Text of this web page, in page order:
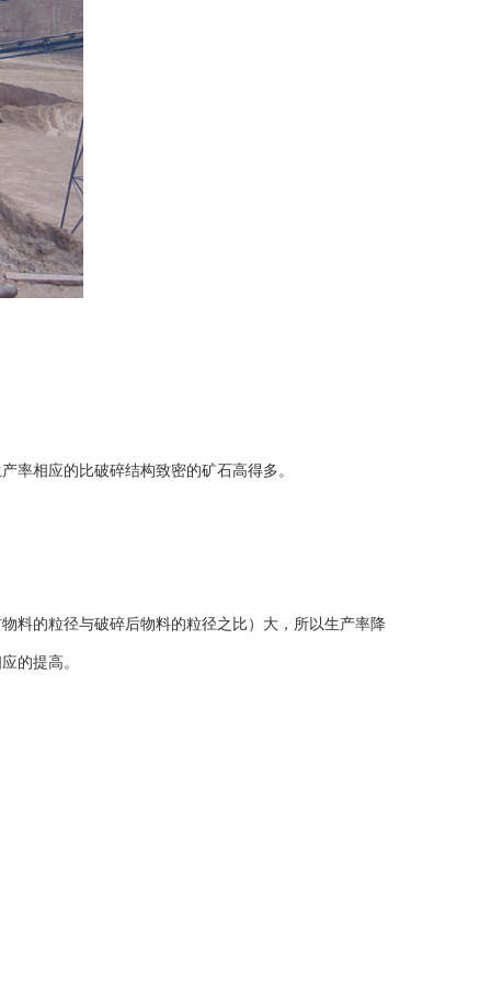
相应的比破碎结构致密的矿石高得多。
的粒径与破碎后物料的粒径之比）大，所以生产率降
的提高。